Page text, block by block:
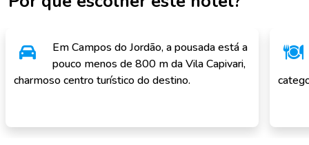
Em Campos do Jordão, a pousada está a
pouco menos de 800 m da Vila Capivari,
charmoso centro turístico do destino.